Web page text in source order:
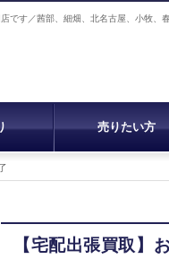
です／茜部、細畑、北名古屋、小牧、
売りたい方
【宅配出張買取】